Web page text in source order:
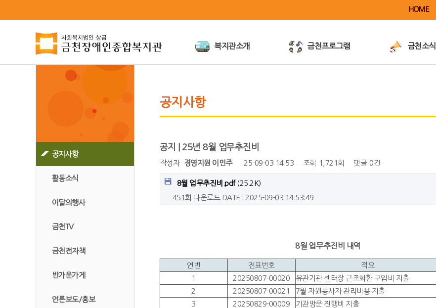
HOME
복지관소개
연혁
인권경영
위원회
오시는 길
금천프로그램 금천소식
금천TV
공지사항
활동소식
이달의행사
금천TV
금천전자책
반가운가게
언론보도/홍보
공지사항
공지 | 25년 8월 업무추진비
작성자 경영지원 이민주 25-09-03 14:53 조회 1,721회 댓글 0건
8월 업무추진비.pdf(25.2K)
451회 다운로드 DATE : 2025-09-03 14:53:49
8월 업무추진비 내역
연번 전표번호 적요
1
20250807-00020 유관기관 센터장 근조화환 구입비 지출
2
20250807-00021 7월 자원봉사자 관리비용 지출
3
20250829-00009 기관방문 진행비 지출